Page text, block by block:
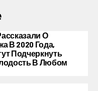
О
В 2020 Года,
Подчеркнуть
В Любом